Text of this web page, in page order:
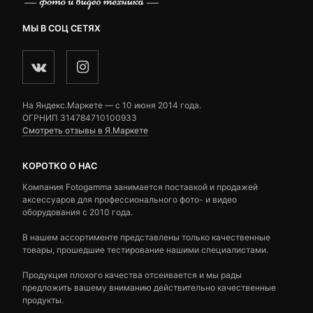
МЫ В СОЦ СЕТЯХ
На Яндекс.Маркете — c 10 июня 2014 года.
ОГРНИП 314784710100933
Смотреть отзывы в Я.Маркете
КОРОТКО О НАС
Компания Fotogamma занимается поставкой и продажей
аксессуаров для профессионального фото- и видео
оборудования с 2010 года.
В нашем ассортименте представлены только качественные
товары, прошедшие тестирование нашими специалистами.
Продукция плохого качества отсеивается и мы рады
предложить вашему вниманию действительно качественные
продукты.